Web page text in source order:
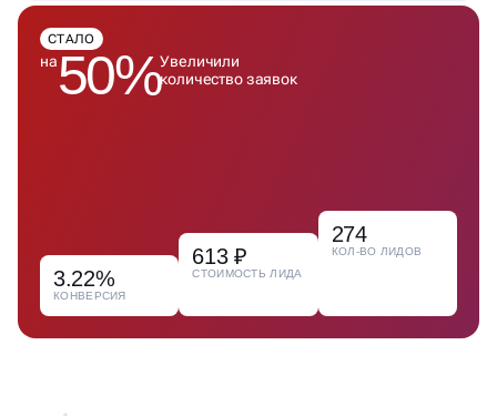
СТАЛО
на50%Увеличили
количество заявок
3.22%
КОНВЕРСИЯ
613 ₽
СТОИМОСТЬ ЛИДА
274
КОЛ-ВО ЛИДОВ